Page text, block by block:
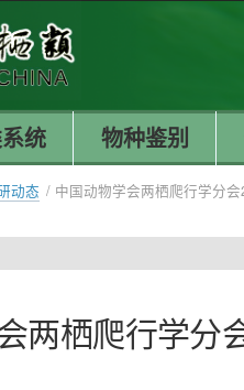
统 物种鉴别
动态 / 中国动物学会两栖爬行学分
两栖爬行学分